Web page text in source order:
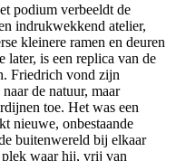
podium verbeeldt de
indrukwekkend atelier,
kleinere ramen en deuren
is een replica van de
Friedrich vond zijn
de natuur, maar
toe. Het was een
nieuwe, onbestaande
buitenwereld bij elkaar
plek waar hij, vrij van